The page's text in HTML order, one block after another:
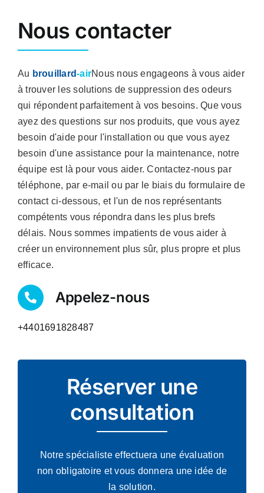
Nous contacter
Au brouillard-airNous nous engageons à vous aider
à trouver les solutions de suppression des odeurs
qui répondent parfaitement à vos besoins. Que vous
ayez des questions sur nos produits, que vous ayez
besoin d'aide pour l'installation ou que vous ayez
besoin d'une assistance pour la maintenance, notre
équipe est là pour vous aider. Contactez-nous par
téléphone, par e-mail ou par le biais du formulaire de
contact ci-dessous, et l'un de nos représentants
compétents vous répondra dans les plus brefs
délais. Nous sommes impatients de vous aider à
créer un environnement plus sûr, plus propre et plus
efficace.
Appelez-nous
+4401691828487
Réserver une
consultation
Notre spécialiste effectuera une évaluation
non obligatoire et vous donnera une idée de
la solution.